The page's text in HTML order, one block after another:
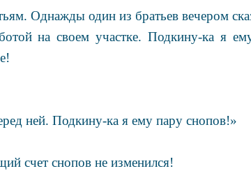
Однажды один из братьев вечером
на своем участке. Подкину-ка я
ней. Подкину-ка я ему пару снопов!»
счет снопов не изменился!